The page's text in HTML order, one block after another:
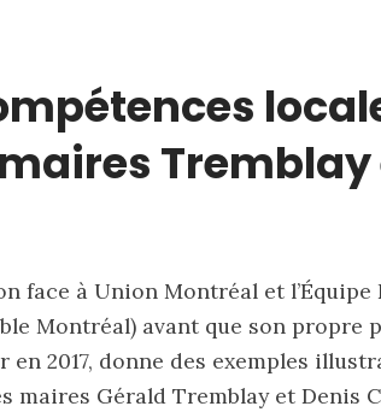
Tremblay
face à Union Montréal et
Montréal) avant que son propre
2017, donne des exemples
maires Gérald Tremblay et Denis